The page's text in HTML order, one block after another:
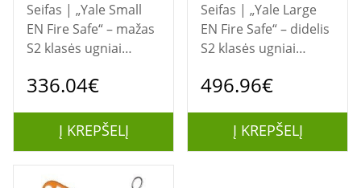
Seifas | „Yale Small
EN Fire Safe“ – mažas
S2 klasės ugniai
šaudmenų seifas
336.04€
Į KREPŠELĮ
Seifas | „Yale Large
EN Fire Safe“ – didelis
S2 klasės ugniai
šaudmenų seifas
496.96€
Į KREPŠELĮ